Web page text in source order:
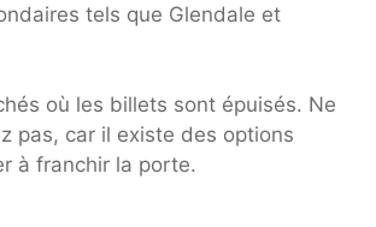
tels que Glendale et
où les billets sont épuisés. Ne
pas, car il existe des options
à franchir la porte.